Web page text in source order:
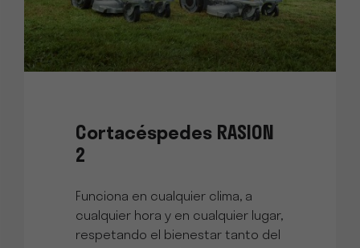
Cortacéspedes RASION
2
Funciona en cualquier clima, a
cualquier hora y en cualquier lugar,
respetando el bienestar tanto del